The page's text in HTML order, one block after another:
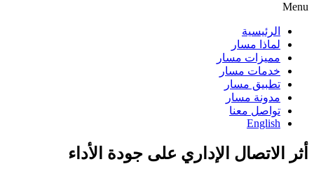
Menu
الرئيسية
لماذا مسار
مميزات مسار
خدمات مسار
تطبيق مسار
مدونة مسار
تواصل معنا
English
أثر الاتصال الإداري على جودة الأداء